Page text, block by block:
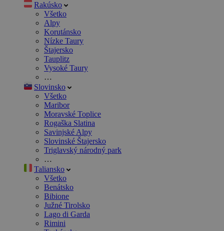
Rakúsko
Všetko
Alpy
Korutánsko
Nízke Taury
Štajersko
Tauplitz
Vysoké Taury
…
Slovinsko
Všetko
Maribor
Moravské Toplice
Rogaška Slatina
Savinjské Alpy
Slovinské Štajersko
Triglavský národný park
…
Taliansko
Všetko
Benátsko
Bibione
Južné Tirolsko
Lago di Garda
Rimini